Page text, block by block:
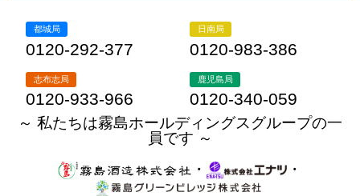
都城局
0120-292-377
日南局
0120-983-386
志布志局
0120-933-966
鹿児島局
0120-340-059
～ 私たちは霧島ホールディングスグループの一
員です ～
・
・